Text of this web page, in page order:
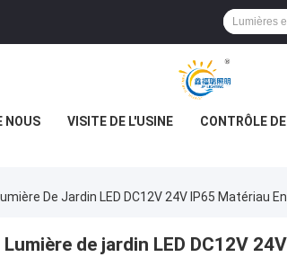
NOUS VISITE DE L'USINE CONTRÔLE
De Jardin LED DC12V 24V IP65 Matériau
Lumière de jardin LED DC12V